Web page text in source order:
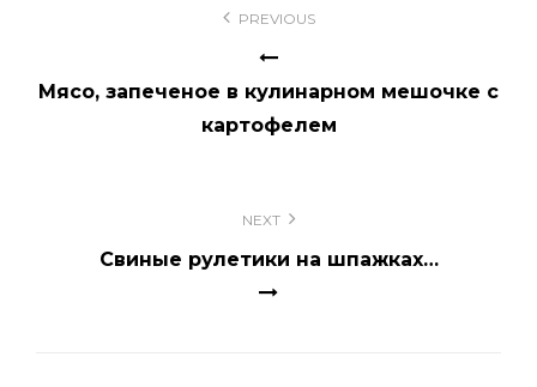
записям
PREVIOUS
Мясо, запеченое в кулинарном мешочке с
картофелем
NEXT
Свиные рулетики на шпажках…